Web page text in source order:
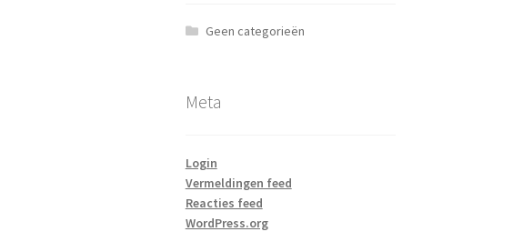
Geen categorieën
Meta
Login
Vermeldingen feed
Reacties feed
WordPress.org